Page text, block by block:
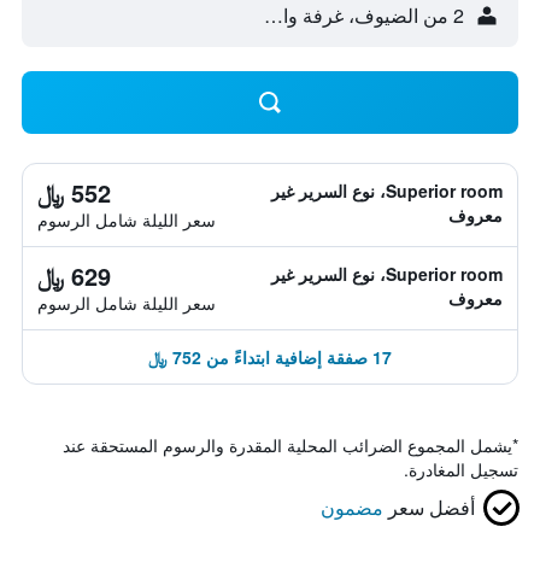
2 من الضيوف، غرفة واحدة
Superior room، نوع السرير غير
معروف
552 ﷼
سعر الليلة شامل الرسوم
Superior room، نوع السرير غير
معروف
629 ﷼
سعر الليلة شامل الرسوم
17 صفقة إضافية ابتداءً من 752 ﷼
*يشمل المجموع الضرائب المحلية المقدرة والرسوم المستحقة عند
تسجيل المغادرة.
أفضل سعر مضمون